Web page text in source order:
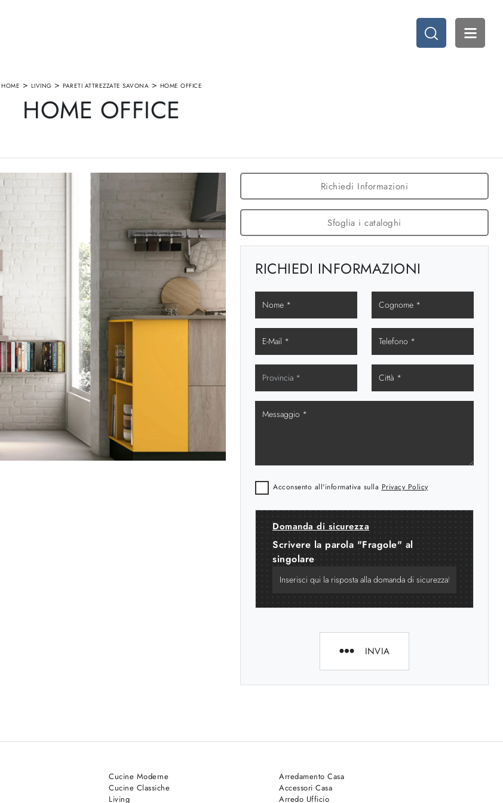
HOME > LIVING > PARETI ATTREZZATE SAVONA > HOME OFFICE
HOME OFFICE
Richiedi Informazioni
Sfoglia i cataloghi
RICHIEDI INFORMAZIONI
Acconsento all'informativa sulla Privacy Policy
Domanda di sicurezza
Scrivere la parola "Fragole" al
singolare
INVIA
Cucine Moderne
Cucine Classiche
Living
Arredamento Casa
Accessori Casa
Arredo Ufficio